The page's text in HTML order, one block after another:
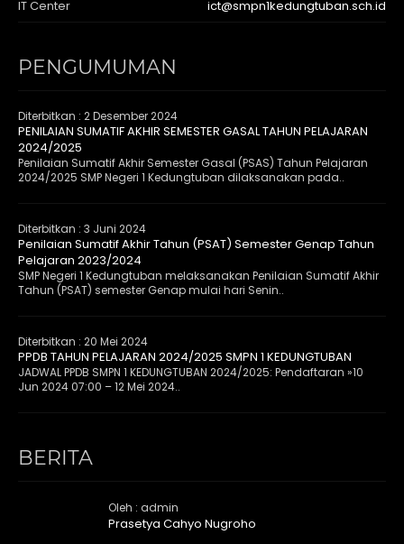
IT Center
ict@smpn1kedungtuban.sch.id
PENGUMUMAN
Diterbitkan : 2 Desember 2024
PENILAIAN SUMATIF AKHIR SEMESTER GASAL TAHUN PELAJARAN
2024/2025
Penilaian Sumatif Akhir Semester Gasal (PSAS) Tahun Pelajaran
2024/2025 SMP Negeri 1 Kedungtuban dilaksanakan pada..
Diterbitkan : 3 Juni 2024
Penilaian Sumatif Akhir Tahun (PSAT) Semester Genap Tahun
Pelajaran 2023/2024
SMP Negeri 1 Kedungtuban melaksanakan Penilaian Sumatif Akhir
Tahun (PSAT) semester Genap mulai hari Senin..
Diterbitkan : 20 Mei 2024
PPDB TAHUN PELAJARAN 2024/2025 SMPN 1 KEDUNGTUBAN
JADWAL PPDB SMPN 1 KEDUNGTUBAN 2024/2025: Pendaftaran »10
Jun 2024 07:00 – 12 Mei 2024..
BERITA
Oleh : admin
Prasetya Cahyo Nugroho